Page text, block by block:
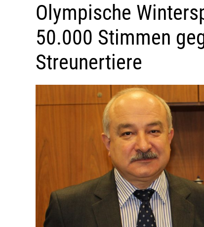
Olympische
50.000 Stimmen
Streunertiere